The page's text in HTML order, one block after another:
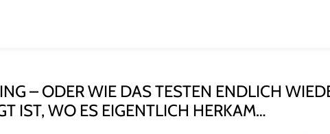
– ODER WIE DAS TESTEN ENDLICH
IST, WO ES EIGENTLICH HERKAM…